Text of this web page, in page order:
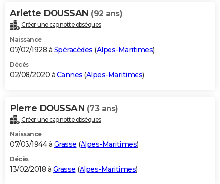
Arlette DOUSSAN (92 ans)
Créer une cagnotte obsèques
Naissance
07/02/1928 à Spéracèdes (Alpes-Maritimes)
Décès
02/08/2020 à Cannes (Alpes-Maritimes)
Pierre DOUSSAN (73 ans)
Créer une cagnotte obsèques
Naissance
07/03/1944 à Grasse (Alpes-Maritimes)
Décès
13/02/2018 à Grasse (Alpes-Maritimes)